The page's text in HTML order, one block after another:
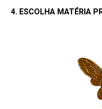
4. ESCOLHA MATÉRIA